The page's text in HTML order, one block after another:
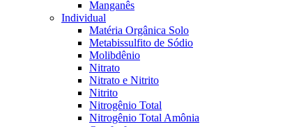
Manganês
Individual
Matéria Orgânica Solo
Metabissulfito de Sódio
Molibdênio
Nitrato
Nitrato e Nitrito
Nitrito
Nitrogênio Total
Nitrogênio Total Amônia